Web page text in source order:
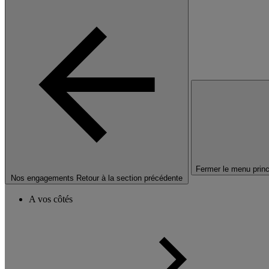
Nos engagements Retour à la section précédente
Fermer le menu
A vos côtés